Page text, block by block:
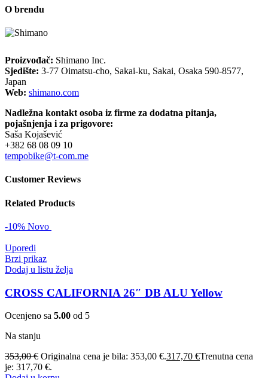
O brendu
Proizvođač: Shimano Inc.
Sjedište: 3-77 Oimatsu-cho, Sakai-ku, Sakai, Osaka 590-8577,
Japan
Web: shimano.com
Nadležna kontakt osoba iz firme za dodatna pitanja,
pojašnjenja i za prigovore:
Saša Kojašević
+382 68 08 09 10
tempobike@t-com.me
Customer Reviews
Related Products
-10% Novo
Uporedi
Brzi prikaz
Dodaj u listu želja
CROSS CALIFORNIA 26″ DB ALU Yellow
Ocenjeno sa 5.00 od 5
Na stanju
353,00€ Originalna cena je bila: 353,00 €.317,70 €Trenutna cena
je: 317,70 €.